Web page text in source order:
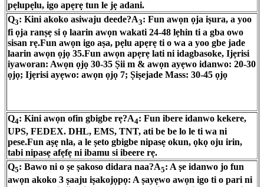
pẹlupẹlu, igo apẹrẹ tun le jẹ adani.
Q3: Kini akoko asiwaju deede?A3: Fun awọn ọja iṣura, a yoo
fi ọja ranṣẹ si ọ laarin awọn wakati 24-48 lẹhin ti a gba owo
sisan rẹ.Fun awọn igo aṣa, pẹlu apẹrẹ ti o wa a yoo gbe jade
laarin awọn ọjọ 35.Fun awọn apẹrẹ lati ni idagbasoke, Ijẹrisi
iyaworan: Awọn ọjọ 30-35 Ṣii m & awọn ayẹwo idanwo: 20-30
ọjọ; Ijẹrisi ayẹwo: awọn ọjọ 7; Ṣiṣejade Mass: 30-45 ọjọ
Q4: Kini awọn ofin gbigbe rẹ?A4: Fun ibere idanwo kekere,
UPS, FEDEX. DHL, EMS, TNT, ati be be lo le ti wa ni
pese.Fun aṣẹ nla, a le ṣeto gbigbe nipasẹ okun, ọkọ oju irin,
tabi nipasẹ afẹfẹ ni ibamu si ibeere rẹ.
Q5: Bawo ni o ṣe ṣakoso didara naa?A5: A ṣe idanwo jo fun
awọn akoko 3 ṣaaju iṣakojọpọ: A ṣayẹwo awọn igo ti o pari ni